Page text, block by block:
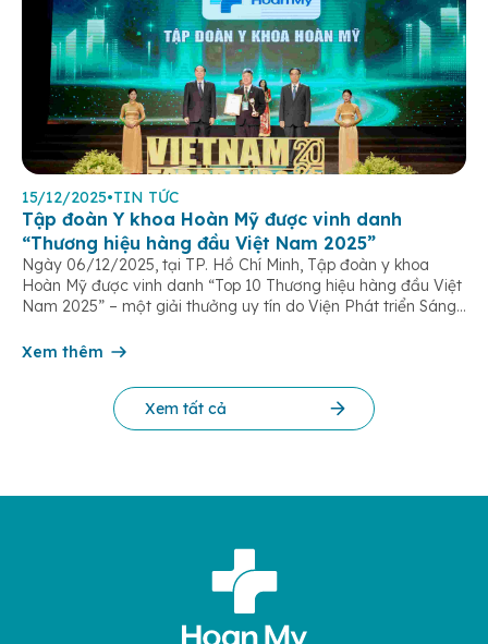
15/12/2025•TIN TỨC
Tập đoàn Y khoa Hoàn Mỹ được vinh danh
“Thương hiệu hàng đầu Việt Nam 2025”
Ngày 06/12/2025, tại TP. Hồ Chí Minh, Tập đoàn y khoa
Hoàn Mỹ được vinh danh “Top 10 Thương hiệu hàng đầu Việt
Nam 2025” – một giải thưởng uy tín do Viện Phát triển Sáng
cứu Phát triển Doanh nghiệp Châu Á […]
Xem thêm
Xem tất cả